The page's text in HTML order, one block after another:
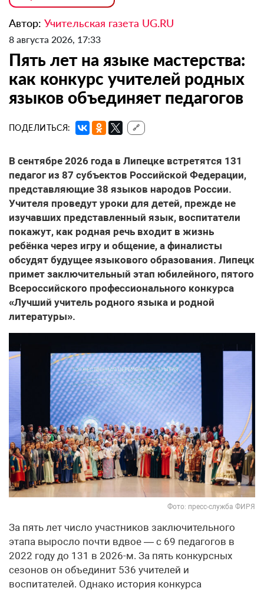
Автор: Учительская газета UG.RU
8 августа 2026, 17:33
Пять лет на языке мастерства:
как конкурс учителей родных
языков объединяет педагогов
ПОДЕЛИТЬСЯ: 🔗
В сентябре 2026 года в Липецке встретятся 131
педагог из 87 субъектов Российской Федерации,
представляющие 38 языков народов России.
Учителя проведут уроки для детей, прежде не
изучавших представленный язык, воспитатели
покажут, как родная речь входит в жизнь
ребёнка через игру и общение, а финалисты
обсудят будущее языкового образования. Липецк
примет заключительный этап юбилейного, пятого
Всероссийского профессионального конкурса
«Лучший учитель родного языка и родной
литературы».
Фото: пресс-служба ФИРЯ
За пять лет число участников заключительного
этапа выросло почти вдвое — с 69 педагогов в
2022 году до 131 в 2026-м. За пять конкурсных
сезонов он объединит 536 учителей и
воспитателей. Однако история конкурса